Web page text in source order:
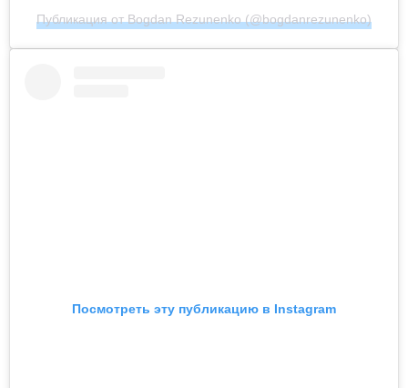
Публикация от Bogdan Rezunenko (@bogdanrezunenko)
Посмотреть эту публикацию в Instagram